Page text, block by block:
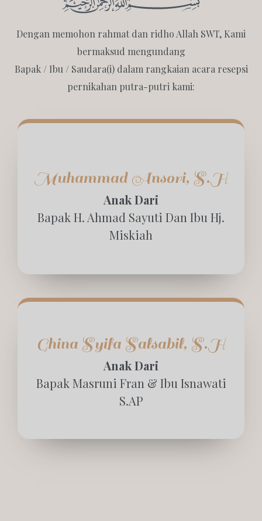
Dengan memohon rahmat dan ridho Allah SWT, Kami
bermaksud mengundang
Bapak / Ibu / Saudara(i) dalam rangkaian acara resepsi
pernikahan putra-putri kami:
Muhammad Ansori, S.H
Anak Dari
Bapak H. Ahmad Sayuti Dan Ibu Hj.
Miskiah
Ghina Syifa Salsabil, S.H
Anak Dari
Bapak Masruni Fran & Ibu Isnawati
S.AP